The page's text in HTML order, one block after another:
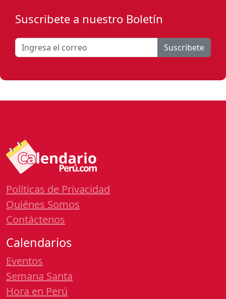
Suscribete a nuestro Boletín
Suscribete
Políticas de Privacidad
Quiénes Somos
Contáctenos
Calendarios
Eventos
Semana Santa
Hora en Perú